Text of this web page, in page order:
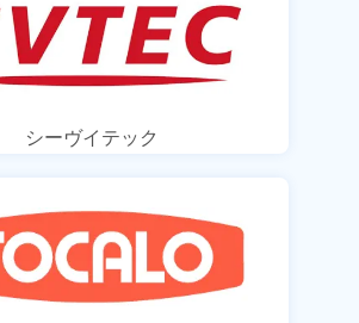
シーヴイテック